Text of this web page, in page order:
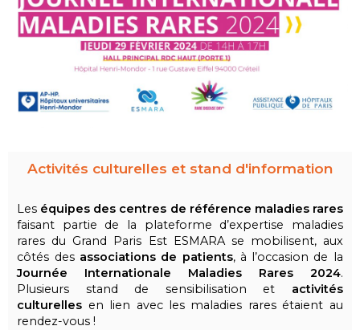
Activités culturelles et stand d'information
Les équipes des centres de référence maladies rares
faisant partie de la plateforme d’expertise maladies
rares du Grand Paris Est ESMARA se mobilisent, aux
côtés des associations de patients, à l’occasion de la
Journée Internationale Maladies Rares 2024.
Plusieurs stand de sensibilisation et activités
culturelles en lien avec les maladies rares étaient au
rendez-vous !